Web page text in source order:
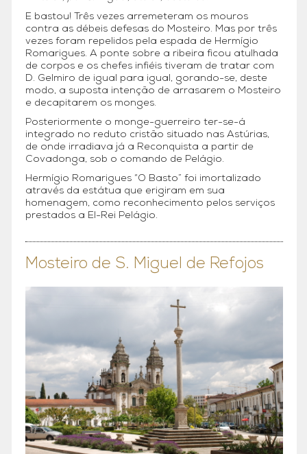
E bastou! Três vezes arremeteram os mouros
contra as débeis defesas do Mosteiro. Mas por três
vezes foram repelidos pela espada de Hermígio
Romarigues. A ponte sobre a ribeira ficou atulhada
de corpos e os chefes infiéis tiveram de tratar com
D. Gelmiro de igual para igual, gorando-se, deste
modo, a suposta intenção de arrasarem o Mosteiro
e decapitarem os monges.
Posteriormente o monge-guerreiro ter-se-á
integrado no reduto cristão situado nas Astúrias,
de onde irradiava já a Reconquista a partir de
Covadonga, sob o comando de Pelágio.
Hermígio Romarigues “O Basto” foi imortalizado
através da estátua que erigiram em sua
homenagem, como reconhecimento pelos serviços
prestados a El-Rei Pelágio.
Mosteiro de S. Miguel de Refojos